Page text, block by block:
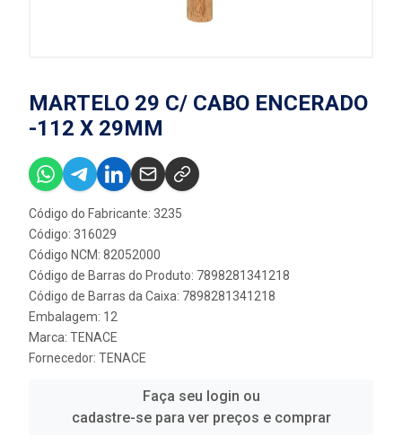
MARTELO 29 C/ CABO ENCERADO
-112 X 29MM
Código do Fabricante: 3235
Código: 316029
Código NCM: 82052000
Código de Barras do Produto: 7898281341218
Código de Barras da Caixa: 7898281341218
Embalagem: 12
Marca: TENACE
Fornecedor: TENACE
Faça seu login ou
cadastre-se para ver preços e comprar